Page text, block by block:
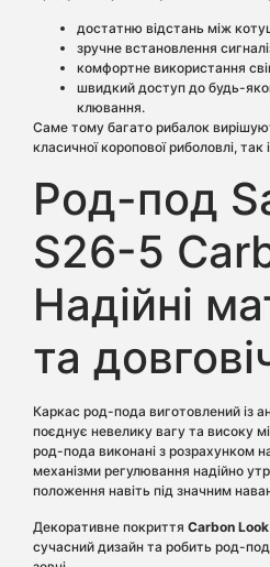
достатню відстань між
зручне встановлення
комфортне використання
швидкий доступ до будь-
клювання.
Саме тому багато рибалок
класичної коропової риболовлі, так
Род-под
S26-5
Надійні
та
Каркас род-пода виготовлений із
поєднує невелику вагу та високу
род-пода виконані з розрахунком
механізми регулювання надійно
положення навіть під значним
Декоративне покриття Carbon Look
сучасний дизайн та робить род-